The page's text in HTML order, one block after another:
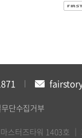
단수집거부
스터즈타워 1403호